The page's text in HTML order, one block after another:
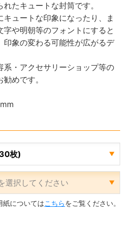
たキュートな封筒です。
ュートな印象になったり、ま
や明朝等のフォントにすると
印象の変わる可能性が広がるデ
系・アクセサリーショップ等の
めです。
紙についてはこちらをご覧ください。